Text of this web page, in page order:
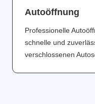
Аutoöffnung
Professionelle
schnelle und
verschlossenen